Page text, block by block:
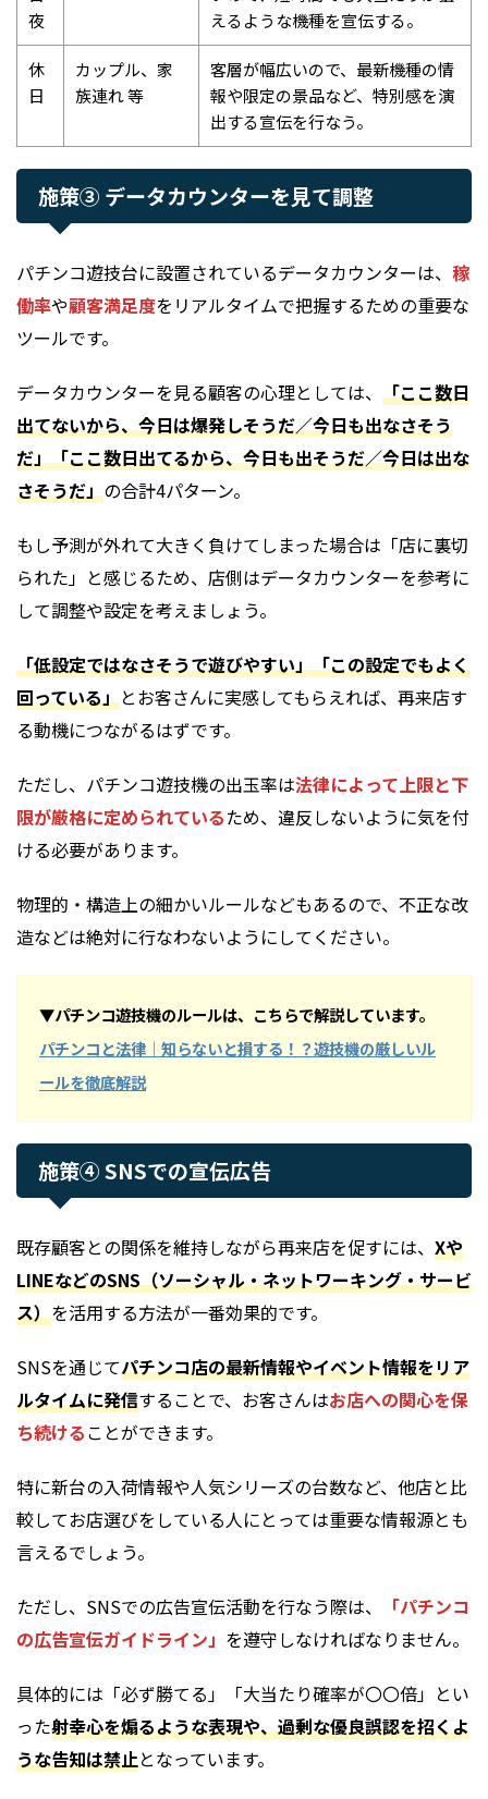
夜
えるような機種を宣伝する。
休
日
カップル、家
族連れ 等
客層が幅広いので、最新機種の情
報や限定の景品など、特別感を演
出する宣伝を行なう。
施策③ データカウンターを見て調整
パチンコ遊技台に設置されているデータカウンターは、 稼
働率や顧客満足度をリアルタイムで把握するための重要な
ツールです。
データカウンターを見る顧客の心理としては、 「ここ数日
出てないから、今日は爆発しそうだ／今日も出なさそう
だ」「ここ数日出てるから、今日も出そうだ／今日は出な
さそうだ」の合計4パターン。
もし予測が外れて大きく負けてしまった場合は「店に裏切
られた」と感じるため、店側はデータカウンターを参考に
して調整や設定を考えましょう。
「低設定ではなさそうで遊びやすい」「この設定でもよく
回っている」とお客さんに実感してもらえれば、再来店す
る動機につながるはずです。
ただし、パチンコ遊技機の出玉率は法律によって上限と下
限が厳格に定められているため、違反しないように気を付
ける必要があります。
物理的・構造上の細かいルールなどもあるので、不正な改
造などは絶対に行なわないようにしてください。
▼パチンコ遊技機のルールは、こちらで解説しています。
パチンコと法律｜知らないと損する！？遊技機の厳しいル
ールを徹底解説
施策④ SNSでの宣伝広告
既存顧客との関係を維持しながら再来店を促すには、 Xや
LINEなどのSNS（ソーシャル・ネットワーキング・サービ
ス）を活用する方法が一番効果的です。
SNSを通じてパチンコ店の最新情報やイベント情報をリア
ルタイムに発信することで、お客さんはお店への関心を保
ち続けることができます。
特に新台の入荷情報や人気シリーズの台数など、他店と比
較してお店選びをしている人にとっては重要な情報源とも
言えるでしょう。
ただし、SNSでの広告宣伝活動を行なう際は、
「パチンコ
の広告宣伝ガイドライン」 を遵守しなければなりません。
具体的には「必ず勝てる」「大当たり確率が〇〇倍」とい
った射幸心を煽るような表現や、過剰な優良誤認を招くよ
うな告知は禁止となっています。